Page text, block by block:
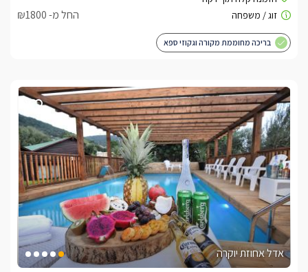
החל מ- ₪1800
בריכה מחוממת מקורה וגקוזי ספא
אדל אחוזת יוקרה